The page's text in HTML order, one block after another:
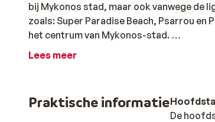
bij Mykonos stad, maar ook vanwege de
zoals: Super Paradise Beach, Psarrou en
het centrum van Mykonos-stad.
Lees meer
Praktische informatie
De